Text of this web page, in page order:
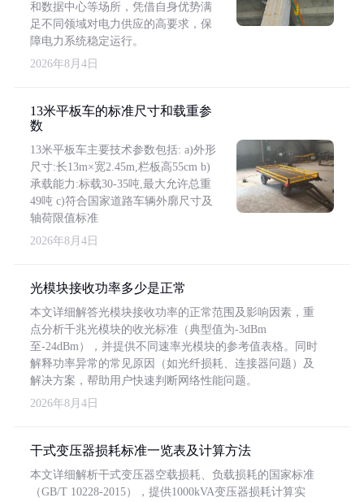
和数据中心等场所，凭借自身优势满
足不同领域对电力供应的高要求，保
障电力系统稳定运行。
2026年8月4日
13米平板车的标准尺寸和载重参
数
13米平板车主要技术参数包括: a)外形
尺寸:长13m×宽2.45m,栏板高55cm b)
承载能力:标载30-35吨,最大允许总重
49吨 c)符合国家道路车辆外廓尺寸及
轴荷限值标准
2026年8月4日
光模块接收功率多少是正常
本文详细解答光模块接收功率的正常范围及影响因素，重
点分析千兆光模块的收光标准（典型值为-3dBm
至-24dBm），并提供不同速率光模块的参考值表格。同时
解释功率异常的常见原因（如光纤损耗、连接器问题）及
解决方案，帮助用户快速判断网络性能问题。
2026年8月4日
干式变压器损耗标准一览表及计算方法
本文详细解析干式变压器空载损耗、负载损耗的国家标准
（GB/T 10228-2015），提供1000kVA变压器损耗计算实